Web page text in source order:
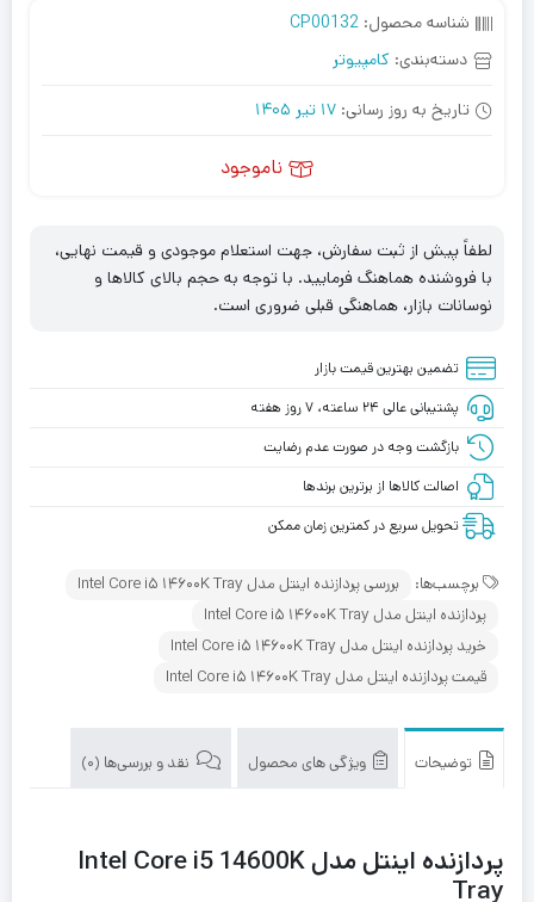
شناسه محصول: CP00132
دسته‌بندی: کامپیوتر
تاریخ به روز رسانی: 17 تیر 1405
ناموجود
لطفاً پیش از ثبت سفارش، جهت استعلام موجودی و قیمت نهایی،
با فروشنده هماهنگ فرمایید. با توجه به حجم بالای کالاها و
نوسانات بازار، هماهنگی قبلی ضروری است.
تضمین بهترین قیمت بازار
پشتیبانی عالی ۲۴ ساعته، ۷ روز هفته
بازگشت وجه در صورت عدم رضایت
اصالت کالاها از برترین برندها
تحویل سریع در کمترین زمان ممکن
برچسب‌ها:
بررسی پردازنده اینتل مدل Intel Core i5 14600K Tray
پردازنده اینتل مدل Intel Core i5 14600K Tray
خرید پردازنده اینتل مدل Intel Core i5 14600K Tray
قیمت پردازنده اینتل مدل Intel Core i5 14600K Tray
توضیحات ویژگی های محصول نقد و بررسی‌ها (0)
پردازنده اینتل مدل Intel Core i5 14600K
Tray